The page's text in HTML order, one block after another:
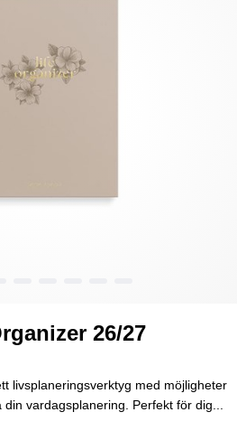
26/27
livsplaneringsverktyg med möjligheter
vardagsplanering. Perfekt för dig...